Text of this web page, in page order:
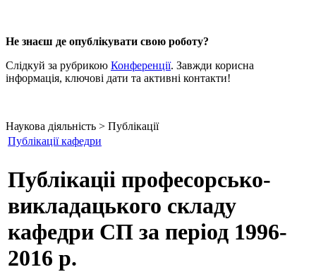
Не знаєш де опублікувати свою роботу?
Слідкуй за рубрикою Конференції. Завжди корисна
інформація, ключові дати та активні контакти!
Наукова діяльність > Публікації
Публікації кафедри
Публікаціі професорсько-
викладацького складу
кафедри СП за період 1996-
2016 р.